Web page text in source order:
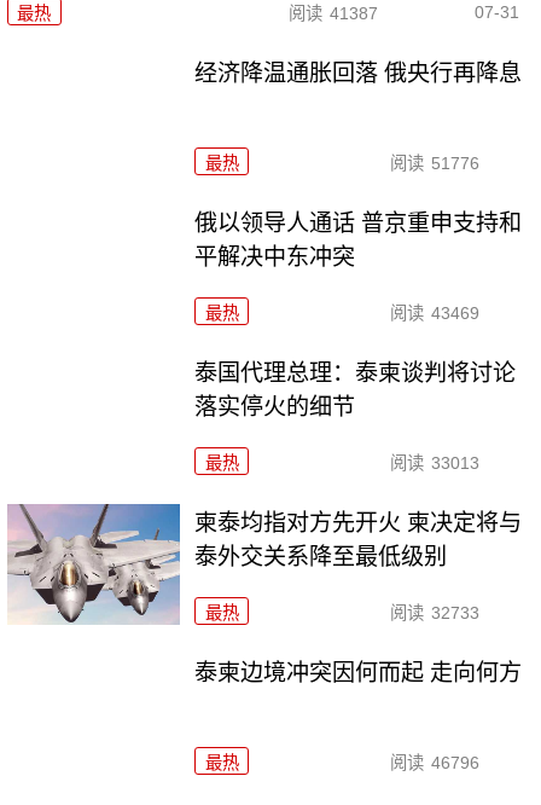
最热 阅读 41387 07-31
经济降温通胀回落 俄央行再降息
最热 阅读 51776
俄以领导人通话 普京重申支持和
平解决中东冲突
最热 阅读 43469
泰国代理总理：泰柬谈判将讨论
落实停火的细节
最热 阅读 33013
柬泰均指对方先开火 柬决定将与
泰外交关系降至最低级别
最热 阅读 32733
泰柬边境冲突因何而起 走向何方
最热 阅读 46796